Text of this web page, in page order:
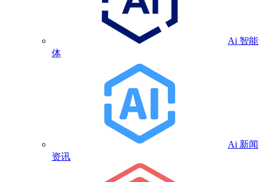
Ai 智能
体
Ai 新闻
资讯